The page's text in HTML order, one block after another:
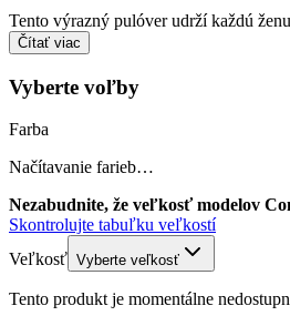
Tento výrazný pulóver udrží každú
Čítať viac
Vyberte voľby
Farba
Načítavanie farieb…
Nezabudnite, že veľkosť modelov
Skontrolujte tabuľku veľkostí
Veľkosť Vyberte veľkosť
Tento produkt je momentálne